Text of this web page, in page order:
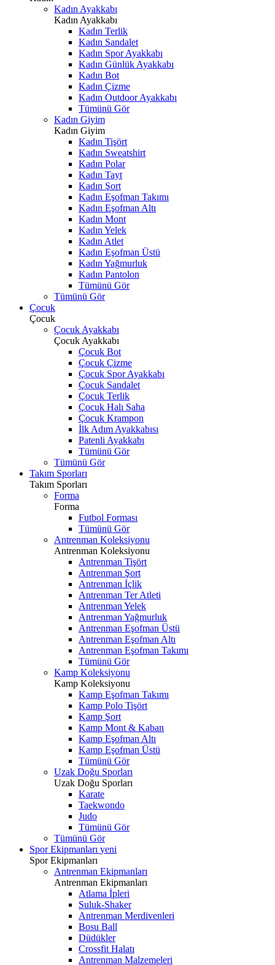
Kadın Ayakkabı
Kadın Ayakkabı
Kadın Terlik
Kadın Sandalet
Kadın Spor Ayakkabı
Kadın Günlük Ayakkabı
Kadın Bot
Kadın Çizme
Kadın Outdoor Ayakkabı
Tümünü Gör
Kadın Giyim
Kadın Giyim
Kadın Tişört
Kadın Sweatshirt
Kadın Polar
Kadın Tayt
Kadın Şort
Kadın Eşofman Takımı
Kadın Eşofman Altı
Kadın Mont
Kadın Yelek
Kadın Atlet
Kadın Eşofman Üstü
Kadın Yağmurluk
Kadın Pantolon
Tümünü Gör
Tümünü Gör
Çocuk
Çocuk
Çocuk Ayakkabı
Çocuk Ayakkabı
Çocuk Bot
Çocuk Çizme
Çocuk Spor Ayakkabı
Çocuk Sandalet
Çocuk Terlik
Çocuk Halı Saha
Çocuk Krampon
İlk Adım Ayakkabısı
Patenli Ayakkabı
Tümünü Gör
Tümünü Gör
Takım Sporları
Takım Sporları
Forma
Forma
Futbol Forması
Tümünü Gör
Antrenman Koleksiyonu
Antrenman Koleksiyonu
Antrenman Tişört
Antrenman Şort
Antrenman İçlik
Antrenman Ter Atleti
Antrenman Yelek
Antrenman Yağmurluk
Antrenman Eşofman Üstü
Antrenman Eşofman Altı
Antrenman Eşofman Takımı
Tümünü Gör
Kamp Koleksiyonu
Kamp Koleksiyonu
Kamp Eşofman Takımı
Kamp Polo Tişört
Kamp Şort
Kamp Mont & Kaban
Kamp Eşofman Altı
Kamp Eşofman Üstü
Tümünü Gör
Uzak Doğu Sporları
Uzak Doğu Sporları
Karate
Taekwondo
Judo
Tümünü Gör
Tümünü Gör
Spor Ekipmanları yeni
Spor Ekipmanları
Antrenman Ekipmanları
Antrenman Ekipmanları
Atlama İpleri
Suluk-Shaker
Antrenman Merdivenleri
Bosu Ball
Düdükler
Crossfit Halatı
Antrenman Malzemeleri